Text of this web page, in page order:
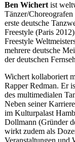
Ben Wichert ist
Tänzer/
erste deutsche
Freestyle (Paris
Freestyle
mehrere deutsche
der deutschen
Wichert kollaboriert
Rapper Redman. Er
des multimedialen
Neben seiner
im Kulturpalast
Dollmann (Gründer
wirkt zudem als